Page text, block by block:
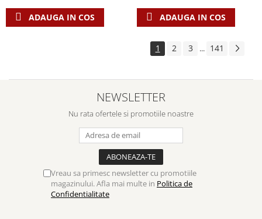
ADAUGA IN COS ADAUGA IN COS
1 2 3 ... 141
NEWSLETTER
Nu rata ofertele si promotiile noastre
Vreau sa primesc newsletter cu promotiile
magazinului. Afla mai multe in Politica de
Confidentialitate